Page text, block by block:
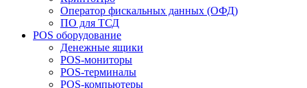
Оператор фискальных данных (ОФД)
ПО для ТСД
POS оборудование
Денежные ящики
POS-мониторы
POS-терминалы
POS-компьютеры